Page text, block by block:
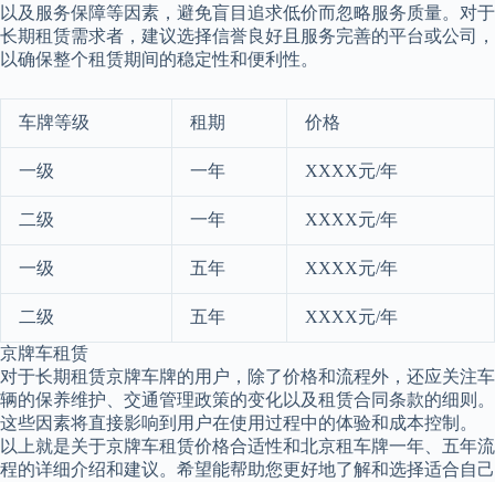
以及服务保障等因素，避免盲目追求低价而忽略服务质量。对于
长期租赁需求者，建议选择信誉良好且服务完善的平台或公司，
以确保整个租赁期间的稳定性和便利性。
车牌等级 租期 价格
一级 一年 XXXX元/年
二级 一年 XXXX元/年
一级 五年 XXXX元/年
二级 五年
XXXX元/年
京牌车租赁
对于长期租赁京牌车牌的用户，除了价格和流程外，还应关注车
辆的保养维护、交通管理政策的变化以及租赁合同条款的细则。
这些因素将直接影响到用户在使用过程中的体验和成本控制。
以上就是关于京牌车租赁价格合适性和北京租车牌一年、五年流
程的详细介绍和建议。希望能帮助您更好地了解和选择适合自己